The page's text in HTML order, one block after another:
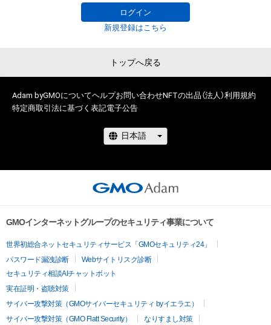
ログイン
新規登録はこちら
トップへ戻る
Adam byGMOについてヘルプお問い合わせNFTの出品（法人）利用規約
特定商取引法に基づく表記電子公告
GMOインターネットグループのセキュリティ事業について
世界初総合ネットセキュリティサービス「GMOセキュリティ24」
パスワード漏洩診断
Webサイトリスク診断
セキュリティ相談AIチャットボット
実在証明・盗聴対策
サイバー攻撃対策（GMOサイバーセキュリティ byイエラエ）
サイバー攻撃対策（GMO Flatt Security）
なりすまし対策